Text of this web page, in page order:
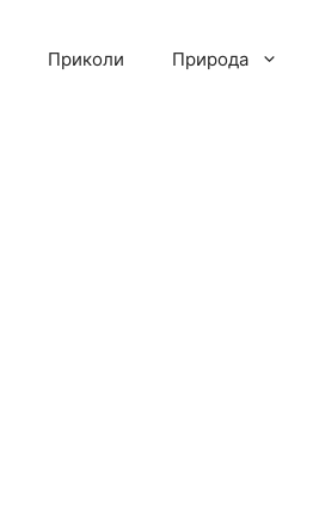
Приколи Природа